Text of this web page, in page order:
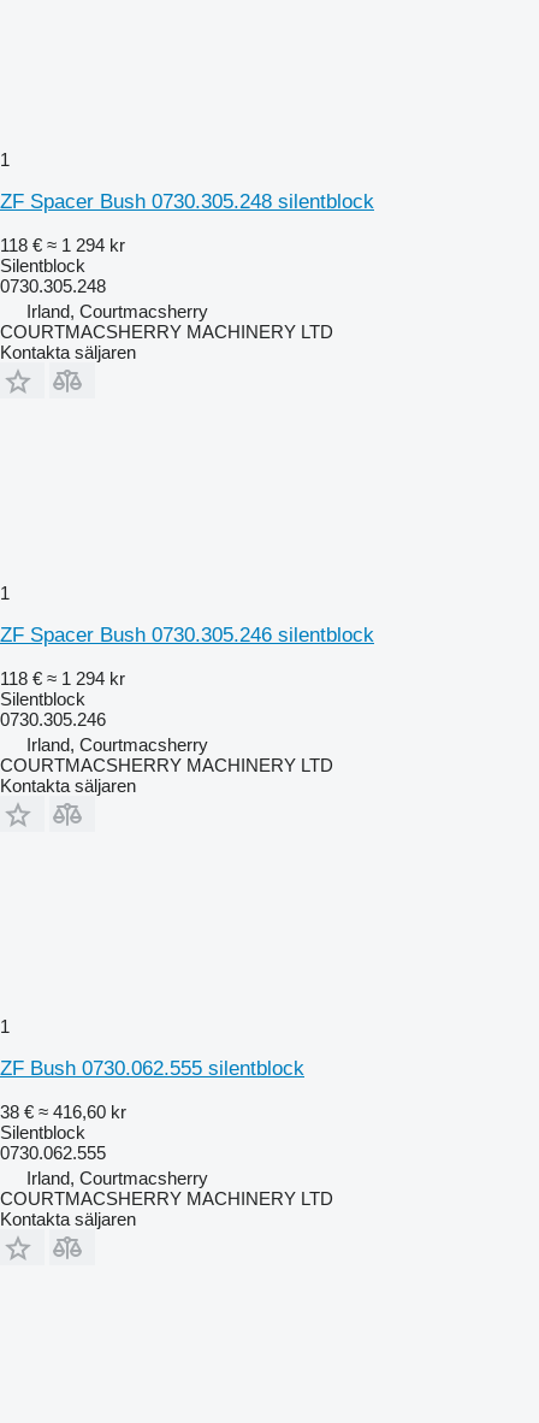
1
ZF Spacer Bush 0730.305.248 silentblock
118 € ≈ 1 294 kr
Silentblock
0730.305.248
Irland, Courtmacsherry
COURTMACSHERRY MACHINERY LTD
Kontakta säljaren
1
ZF Spacer Bush 0730.305.246 silentblock
118 € ≈ 1 294 kr
Silentblock
0730.305.246
Irland, Courtmacsherry
COURTMACSHERRY MACHINERY LTD
Kontakta säljaren
1
ZF Bush 0730.062.555 silentblock
38 € ≈ 416,60 kr
Silentblock
0730.062.555
Irland, Courtmacsherry
COURTMACSHERRY MACHINERY LTD
Kontakta säljaren